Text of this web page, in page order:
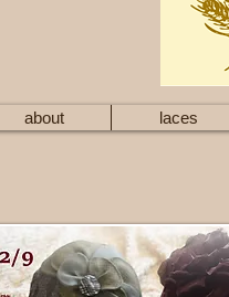
about laces